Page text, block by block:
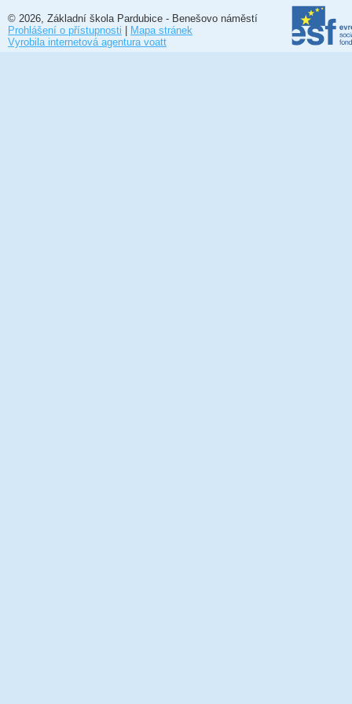
© 2026, Základní škola Pardubice - Benešovo náměstí
Prohlášení o přístupnosti | Mapa stránek
Vyrobila internetová agentura voatt